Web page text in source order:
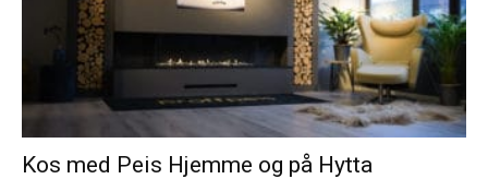
Kos med Peis Hjemme og på Hytta